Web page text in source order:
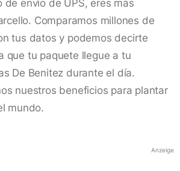
de envío de UPS, eres más
Comparamos millones de
tus datos y podemos decirte
que tu paquete llegue a tu
De Benitez durante el día.
nuestros beneficios para plantar
mundo.
Anzeige